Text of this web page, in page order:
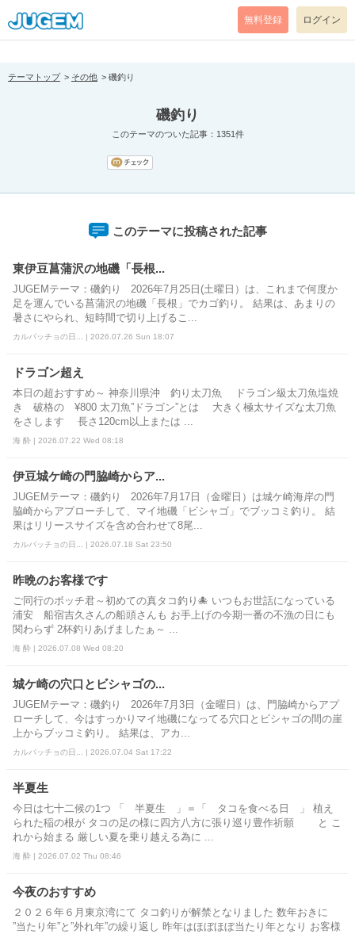
[pear_error: message="Success" code=0 mode=return level=notice
prefix="" info=""]
無料登録 ログイン
テーマトップ その他 磯釣り
磯釣り
このテーマのついた記事：1351件
このテーマに投稿された記事
東伊豆菖蒲沢の地磯「長根...
JUGEMテーマ：磯釣り 2026年7月25日(土曜日）は、これまで何度か
足を運んでいる菖蒲沢の地磯「長根」でカゴ釣り。 結果は、あまりの
暑さにやられ、短時間で切り上げるこ...
カルパッチョの日... | 2026.07.26 Sun 18:07
ドラゴン超え
本日の超おすすめ～ 神奈川県沖 釣り太刀魚 ドラゴン級太刀魚塩焼
き 破格の ¥800 太刀魚”ドラゴン”とは 大きく極太サイズな太刀魚
をさします 長さ120cm以上または ...
海 酔 | 2026.07.22 Wed 08:18
伊豆城ケ崎の門脇崎からア...
JUGEMテーマ：磯釣り 2026年7月17日（金曜日）は城ケ崎海岸の門
脇崎からアプローチして、マイ地磯「ビシャゴ」でブッコミ釣り。 結
果はリリースサイズを含め合わせて8尾...
カルパッチョの日... | 2026.07.18 Sat 23:50
昨晩のお客様です
ご同行のボッチ君～初めての真タコ釣り🐙 いつもお世話になっている
浦安 船宿吉久さんの船頭さんも お手上げの今期一番の不漁の日にも
関わらず 2杯釣りあげましたぁ～ ...
海 酔 | 2026.07.08 Wed 08:20
城ケ崎の穴口とビシャゴの...
JUGEMテーマ：磯釣り 2026年7月3日（金曜日）は、門脇崎からアプ
ローチして、今はすっかりマイ地磯になってる穴口とビシャゴの間の崖
上からブッコミ釣り。 結果は、アカ...
カルパッチョの日... | 2026.07.04 Sat 17:22
半夏生
今日は七十二候の1つ 「 半夏生 」＝「 タコを食べる日 」 植え
られた稲の根が タコの足の様に四方八方に張り巡り豊作祈願 と こ
れから始まる 厳しい夏を乗り越える為に ...
海 酔 | 2026.07.02 Thu 08:46
今夜のおすすめ
２０２６年６月東京湾にて タコ釣りが解禁となりました 数年おきに
”当たり年”と”外れ年”の繰り返し 昨年はほぼほぼ当たり年となり お客様